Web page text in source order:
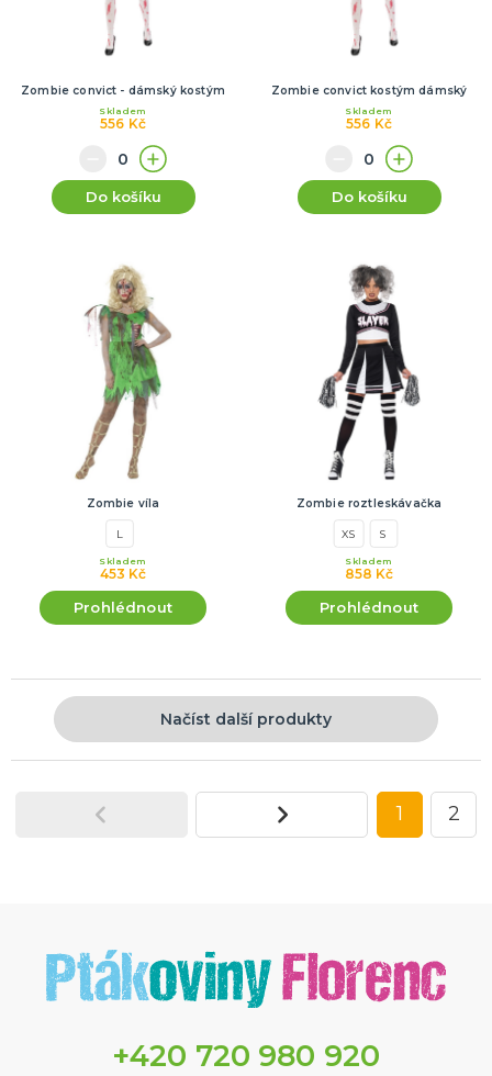
Zombie convict - dámský kostým
556 Kč
Skladem
Do košíku
Zombie convict kostým dámský
556 Kč
Skladem
Do košíku
Zombie víla
L
453 Kč
Skladem
Prohlédnout
Zombie roztleskávačka
XS S
858 Kč
Skladem
Prohlédnout
Načíst další produkty
1 2
+420 720 980 920